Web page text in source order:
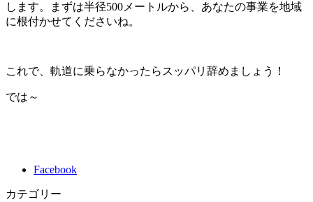
します。まずは半径500メートルから、あなたの事業を地域
に根付かせてくださいね。
これで、軌道に乗らなかったらスッパリ辞めましょう！
では～
Facebook
カテゴリー